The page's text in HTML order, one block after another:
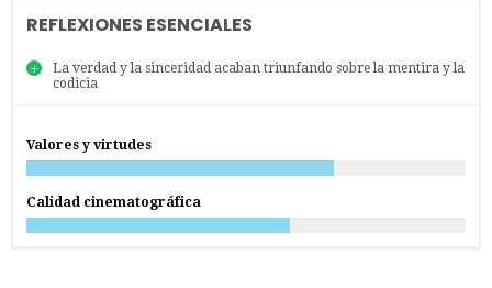
REFLEXIONES ESENCIALES
La verdad y la sinceridad acaban triunfando sobre la mentira y la
codicia
Valores y virtudes
Calidad cinematográfica